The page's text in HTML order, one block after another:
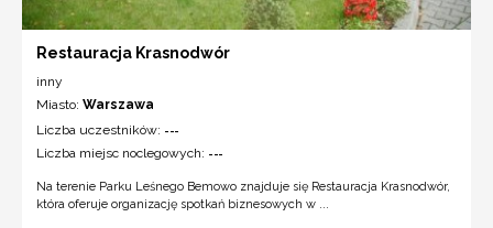
Restauracja Krasnodwór
inny
Miasto: Warszawa
Liczba uczestników: ---
Liczba miejsc noclegowych: ---
Na terenie Parku Leśnego Bemowo znajduje się Restauracja Krasnodwór,
która oferuje organizację spotkań biznesowych w ...